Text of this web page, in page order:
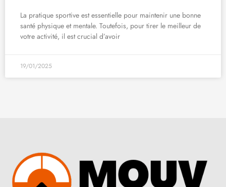
La pratique sportive est essentielle pour maintenir une bonne
santé physique et mentale. Toutefois, pour tirer le meilleur de
votre activité, il est crucial d’avoir
19/01/2025